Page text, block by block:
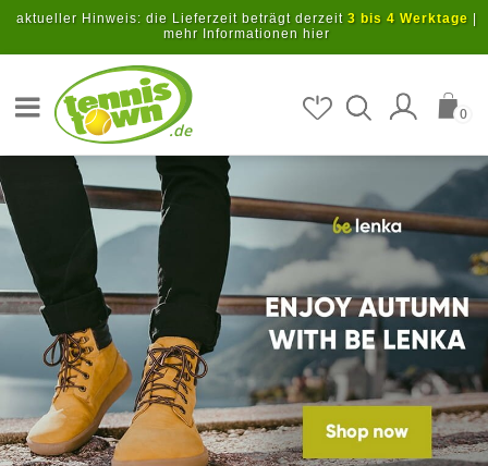
Zum Hauptinhalt springen
aktueller Hinweis: die Lieferzeit beträgt derzeit 3 bis 4 Werktage
mehr Informationen hier
.de
0
Startseite